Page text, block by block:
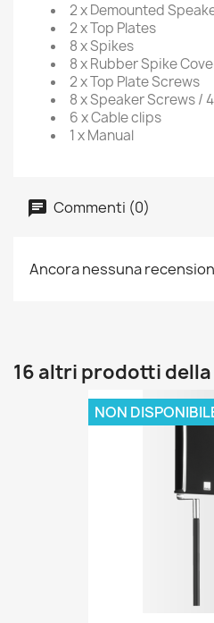
2 x Demounted
2 x Top Plates
8 x Spikes
8 x Rubber Spike
2 x Top Plate Screws
8 x Speaker Screws /
6 x Cable clips
1 x Manual
Commenti (0)
Ancora nessuna
16 altri prodotti
NON